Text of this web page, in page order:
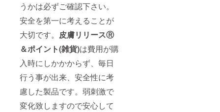
うかは必ずご確認下さい。
安全を第一に考えることが
大切です。 皮膚リリースⓇ
＆ポイント(雑貨)は費用が購
入時にしかかからず、毎日
行う事が出来、安全性に考
慮した製品です。弱刺激で
変化致しますので安心して